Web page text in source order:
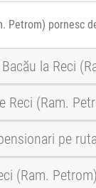
pornesc
la Reci
Reci (Ram.
pe
(Ram.